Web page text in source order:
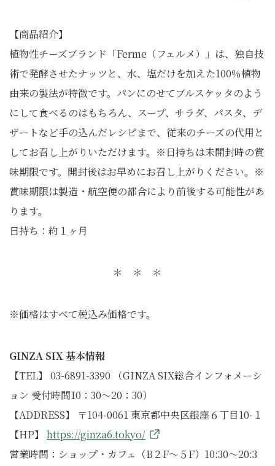
【商品紹介】
植物性チーズブランド「Ferme（フェルメ）」は、独自技
術で発酵させたナッツと、水、塩だけを加えた100％植物
由来の製法が特徴です。パンにのせてブルスケッタのよう
にして食べるのはもちろん、スープ、サラダ、パスタ、デ
ザートなど手の込んだレシピまで、従来のチーズの代用と
してお召し上がりいただけます。※日持ちは未開封時の賞
味期限です。開封後はお早めにお召し上がりください。※
賞味期限は製造・航空便の都合により前後する可能性があ
ります。
日持ち：約１ヶ月
＊ ＊ ＊
※価格はすべて税込み価格です。
GINZA SIX 基本情報
【TEL】 03-6891-3390 （GINZA SIX総合インフォメーシ
ョン 受付時間10：30～20：30）
【ADDRESS】 〒104-0061 東京都中央区銀座６丁目10-１
【HP】 https://ginza6.tokyo/
営業時間：ショップ・カフェ（B２F～５F）10:30～20:3